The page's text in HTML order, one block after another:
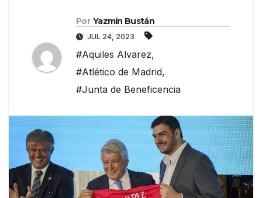
Por Yazmín Bustán
JUL 24, 2023
#Aquiles Alvarez,
#Atlético de Madrid,
#Junta de Beneficencia